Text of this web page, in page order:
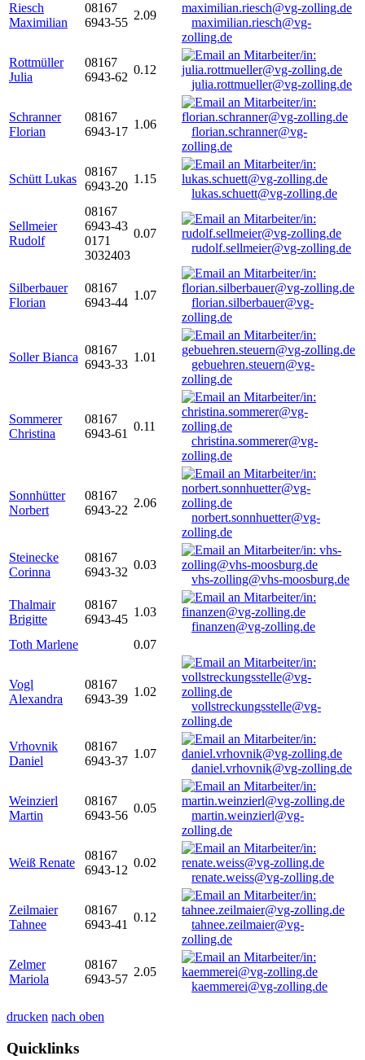
Riesch
Maximilian
08167
6943-55
2.09
maximilian.riesch@vg-
zolling.de
Rottmüller
Julia
08167
6943-62
0.12
julia.rottmueller@vg-zolling.de
Schranner
Florian
08167
6943-17
1.06
florian.schranner@vg-
zolling.de
Schütt Lukas
08167
6943-20
1.15
lukas.schuett@vg-zolling.de
Sellmeier
Rudolf
08167
6943-43
0171
3032403
0.07
rudolf.sellmeier@vg-zolling.de
Silberbauer
Florian
08167
6943-44
1.07
florian.silberbauer@vg-
zolling.de
Soller Bianca
08167
6943-33
1.01
gebuehren.steuern@vg-
zolling.de
Sommerer
Christina
08167
6943-61
0.11
christina.sommerer@vg-
zolling.de
Sonnhütter
Norbert
08167
6943-22
2.06
norbert.sonnhuetter@vg-
zolling.de
Steinecke
Corinna
08167
6943-32
0.03
vhs-zolling@vhs-moosburg.de
Thalmair
Brigitte
08167
6943-45
1.03
finanzen@vg-zolling.de
Toth Marlene
0.07
Vogl
Alexandra
08167
6943-39
1.02
vollstreckungsstelle@vg-
zolling.de
Vrhovnik
Daniel
08167
6943-37
1.07
daniel.vrhovnik@vg-zolling.de
Weinzierl
Martin
08167
6943-56
0.05
martin.weinzierl@vg-
zolling.de
Weiß Renate
08167
6943-12
0.02
renate.weiss@vg-zolling.de
Zeilmaier
Tahnee
08167
6943-41
0.12
tahnee.zeilmaier@vg-
zolling.de
Zelmer
Mariola
08167
6943-57
2.05
kaemmerei@vg-zolling.de
drucken nach oben
Quicklinks